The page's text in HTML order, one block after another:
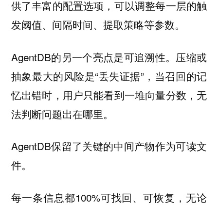
供了丰富的配置选项，可以调整每一层的触
发阈值、间隔时间、提取策略等参数。
AgentDB的另一个亮点是可追溯性。压缩或
抽象最大的风险是“丢失证据”，当召回的记
忆出错时，用户只能看到一堆向量分数，无
法判断问题出在哪里。
AgentDB保留了关键的中间产物作为可读文
件。
每一条信息都100%可找回、可恢复，无论